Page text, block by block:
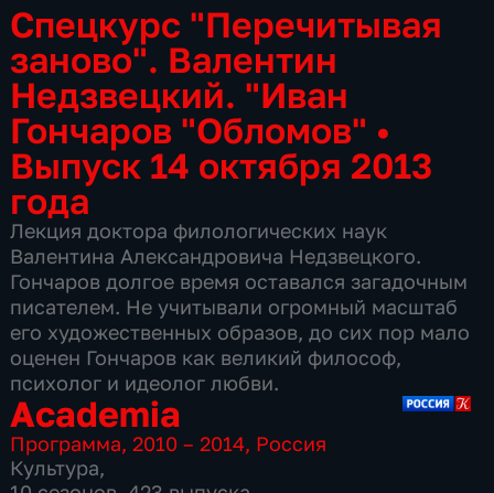
Спецкурс "Перечитывая
заново". Валентин
Недзвецкий. "Иван
Гончаров "Обломов" •
Выпуск 14 октября 2013
года
Лекция доктора филологических наук
Валентина Александровича Недзвецкого.
Гончаров долгое время оставался загадочным
писателем. Не учитывали огромный масштаб
его художественных образов, до сих пор мало
оценен Гончаров как великий философ,
психолог и идеолог любви.
Academia
Программа,2010 – 2014, Россия
Культура,